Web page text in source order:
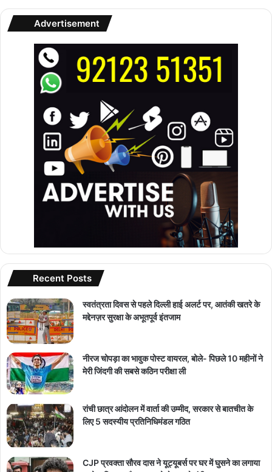
Advertisement
Recent Posts
स्वतंत्रता दिवस से पहले दिल्ली हाई अलर्ट पर, आतंकी खतरे के
मद्देनज़र सुरक्षा के अभूतपूर्व इंतजाम
नीरज चोपड़ा का भावुक पोस्ट वायरल, बोले- पिछले 10 महीनों ने
मेरी जिंदगी की सबसे कठिन परीक्षा ली
रांची छात्र आंदोलन में वार्ता की उम्मीद, सरकार से बातचीत के
लिए 5 सदस्यीय प्रतिनिधिमंडल गठित
CJP प्रवक्ता सौरव दास ने यूट्यूबर्स पर घर में घुसने का लगाया